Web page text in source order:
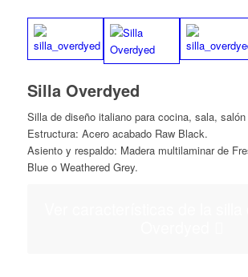
Silla Overdyed
Silla de diseño italiano para cocina, sala, salón
Estructura: Acero acabado Raw Black.
Asiento y respaldo: Madera multilaminar de
Blue o Weathered Grey.